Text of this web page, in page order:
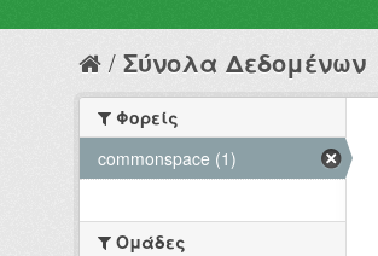
Σύνολα Δεδομένων
Φορείς
commonspace (1)
Ομάδες